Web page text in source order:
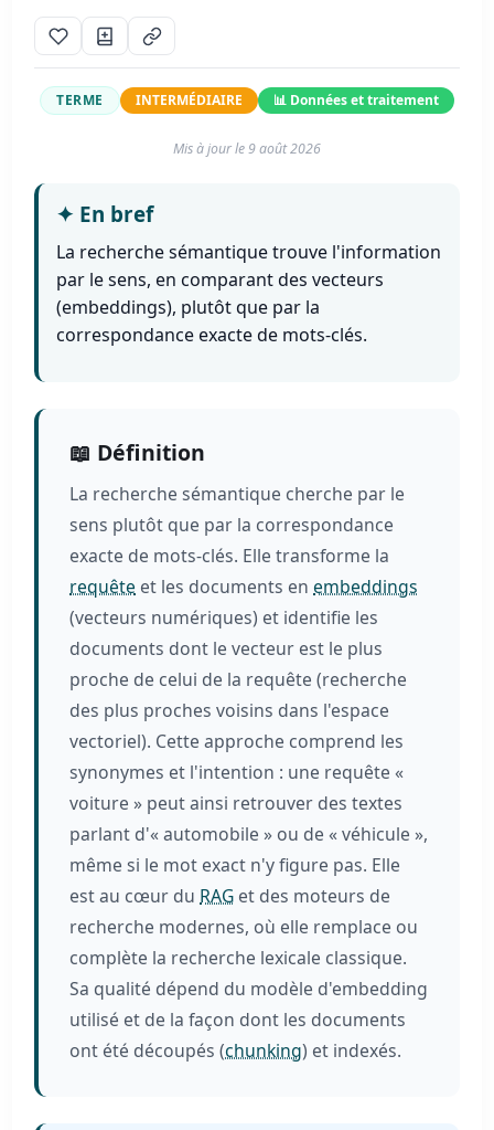
TERME INTERMÉDIAIRE 📊 Données et traitement
Mis à jour le9 août 2026
✦ En bref
La recherche sémantique trouve l'information
par le sens, en comparant des vecteurs
(embeddings), plutôt que par la
correspondance exacte de mots-clés.
📖 Définition
La recherche sémantique cherche par le
sens plutôt que par la correspondance
exacte de mots-clés. Elle transforme la
requête et les documents enembeddings
(vecteurs numériques) et identifie les
documents dont le vecteur est le plus
proche de celui de la requête (recherche
des plus proches voisins dans l'espace
vectoriel). Cette approche comprend les
synonymes et l'intention : une requête «
voiture » peut ainsi retrouver des textes
parlant d'« automobile » ou de « véhicule »,
même si le mot exact n'y figure pas. Elle
est au cœur duRAG et des moteurs de
recherche modernes, où elle remplace ou
complète la recherche lexicale classique.
Sa qualité dépend du modèle d'embedding
utilisé et de la façon dont les documents
ont été découpés (chunking) et indexés.